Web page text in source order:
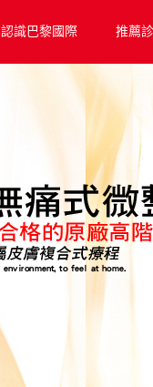
認識巴黎國際 推薦